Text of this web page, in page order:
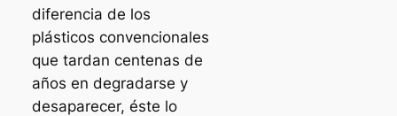
diferencia de los
plásticos convencionales
que tardan centenas de
años en degradarse y
desaparecer, éste lo